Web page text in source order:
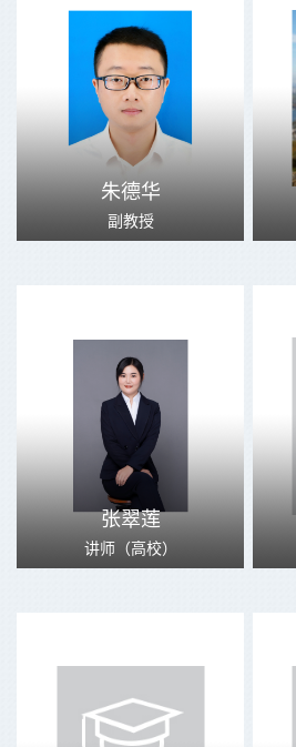
朱德华
副教授
张翠莲
讲师（高校）